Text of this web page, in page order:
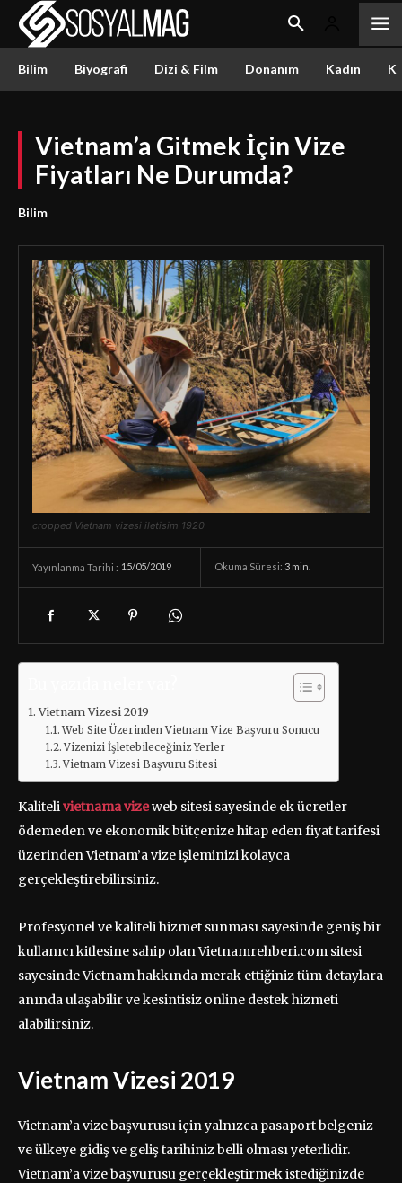
Bilim Biyografi Dizi & Film Donanım Kadın
Vietnam’a Gitmek İçin Vize
Fiyatları Ne Durumda?
Bilim
cropped Vietnam vizesi iletisim 1920
Yayınlanma Tarihi : 15/05/2019 Okuma Süresi: 3 min.
Vietnam Vizesi 2019
Web Site Üzerinden Vietnam Vize Başvuru Sonucu
Vizenizi İşletebileceğiniz Yerler
Vietnam Vizesi Başvuru Sitesi
Kalitelivietnama vizeweb sitesi sayesinde ek ücretler
ödemeden ve ekonomik bütçenize hitap eden fiyat tarifesi
üzerinden Vietnam’a vize işleminizi kolayca
gerçekleştirebilirsiniz.
Profesyonel ve kaliteli hizmet sunması sayesinde geniş bir
kullanıcı kitlesine sahip olan Vietnamrehberi.com sitesi
sayesinde Vietnam hakkında merak ettiğiniz tüm detaylara
anında ulaşabilir ve kesintisiz online destek hizmeti
alabilirsiniz.
Vietnam Vizesi 2019
Vietnam’a vize başvurusu için yalnızca pasaport belgeniz
ve ülkeye gidiş ve geliş tarihiniz belli olması yeterlidir.
Vietnam’a vize başvurusu gerçekleştirmek istediğinizde